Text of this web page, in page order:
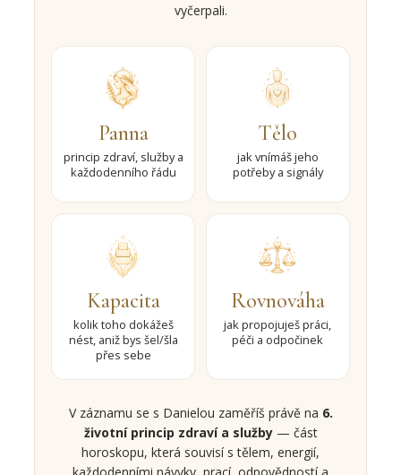
vyčerpali.
Panna
princip zdraví, služby a
každodenního řádu
Tělo
jak vnímáš jeho
potřeby a signály
Kapacita
kolik toho dokážeš
nést, aniž bys šel/šla
přes sebe
Rovnováha
jak propojuješ práci,
péči a odpočinek
V záznamu se s Danielou zaměříš právě na 6.
životní princip zdraví a služby— část
horoskopu, která souvisí s tělem, energií,